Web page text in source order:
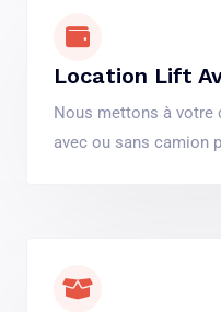
Location Lift
Nous mettons à
avec ou sans camion